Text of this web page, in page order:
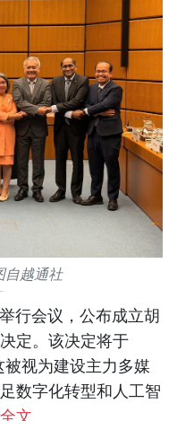
自越通社
行会议，公布成立胡
定。该决定将于
视为建设主力多媒
数字化转型和人工智
文